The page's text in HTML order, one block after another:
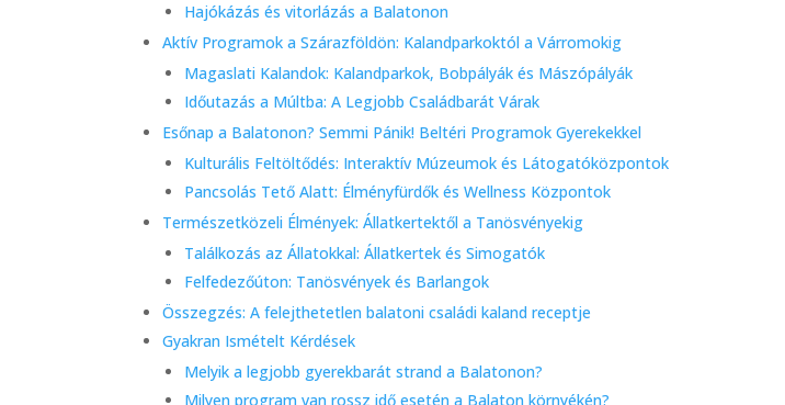
Hajókázás és vitorlázás a Balatonon
Aktív Programok a Szárazföldön: Kalandparkoktól a Várromokig
Magaslati Kalandok: Kalandparkok, Bobpályák és Mászópályák
Időutazás a Múltba: A Legjobb Családbarát Várak
Esőnap a Balatonon? Semmi Pánik! Beltéri Programok Gyerekekkel
Kulturális Feltöltődés: Interaktív Múzeumok és Látogatóközpontok
Pancsolás Tető Alatt: Élményfürdők és Wellness Központok
Természetközeli Élmények: Állatkertektől a Tanösvényekig
Találkozás az Állatokkal: Állatkertek és Simogatók
Felfedezőúton: Tanösvények és Barlangok
Összegzés: A felejthetetlen balatoni családi kaland receptje
Gyakran Ismételt Kérdések
Melyik a legjobb gyerekbarát strand a Balatonon?
Milyen program van rossz idő esetén a Balaton környékén?